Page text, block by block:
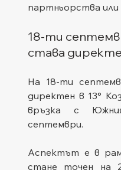
партньорства или
18-ти
става
На 18-ти
директен в 13°
връзка с
септември.
Аспектът е в
стане точен на